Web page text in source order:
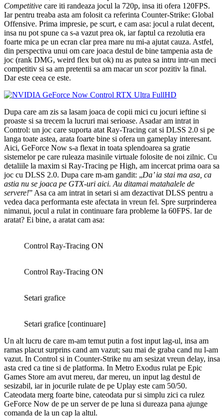
Competitive care iti randeaza jocul la 720p, insa iti ofera 120FPS.
Iar pentru treaba asta am folosit ca referinta Counter-Strike: Global
Offensive. Prima impresie, pe scurt, e cam asa: jocul a rulat decent,
insa nu pot spune ca s-a vazut prea ok, iar faptul ca rezolutia era
foarte mica pe un ecran clar prea mare nu mi-a ajutat cauza. Astfel,
din perspectiva unui om care joaca destul de bine tampenia asta de
joc (rank DMG, weird flex but ok) nu as putea sa intru intr-un meci
competitiv si sa am pretentii sa am macar un scor pozitiv la final.
Dar este ceea ce este.
Dupa care am zis sa lasam joaca de copii mici cu jocuri ieftine si
proaste si sa trecem la lucruri mai serioase. Asadar am intrat in
Control: un joc care suporta atat Ray-Tracing cat si DLSS 2.0 si pe
langa toate astea, arata foarte bine si ofera un gameplay interesant.
Aici, GeForce Now s-a flexat in toata splendoarea sa gratie
sistemelor pe care ruleaza masinile virtuale folosite de noi zilnic. Cu
detaliile la maxim si Ray-Tracing pe High, am incercat prima oara sa
joc cu DLSS 2.0. Dupa care m-am gandit: „Da’ ia stai ma asa, ca
astia nu se joaca pe GTX-uri aici. Au ditamai matahalele de
servere!” Asa ca am intrat in setari si am dezactivat DLSS pentru a
vedea daca performanta este afectata in vreun fel. Spre surprinderea
nimanui, jocul a rulat in continuare fara probleme la 60FPS. Iar de
aratat? Ei bine, a aratat cam asa:
Control Ray-Tracing ON
Control Ray-Tracing ON
Setari grafice
Setari grafice [continuare]
Un alt lucru de care m-am temut putin a fost input lag-ul, insa am
ramas placut surprins cand am vazut; sau mai de graba cand nu l-am
vazut. In Control si in Counter-Strike nu am sesizat vreun delay, insa
asta cred ca tine si de platforma. In Metro Exodus rulat pe Epic
Games Store am avut mereu, dar mereu, un input lag destul de
sesizabil, iar in jocurile rulate de pe Uplay este cam 50/50.
Cateodata merg foarte bine, cateodata pur si simplu zici ca rulez
GeForce Now de pe un server de pe luna si dureaza pana ajunge
comanda de la un cap la altul.